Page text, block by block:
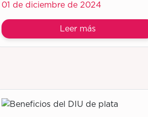
01 de diciembre de 2024
Leer más